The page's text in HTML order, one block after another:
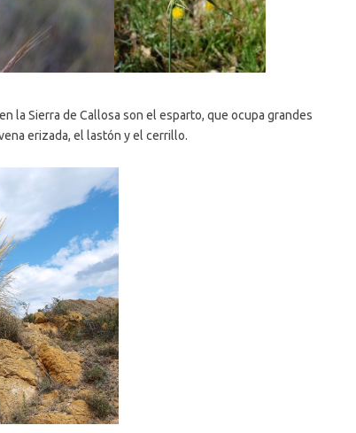
la Sierra de Callosa son el esparto, que ocupa grandes
erizada, el lastón y el cerrillo.